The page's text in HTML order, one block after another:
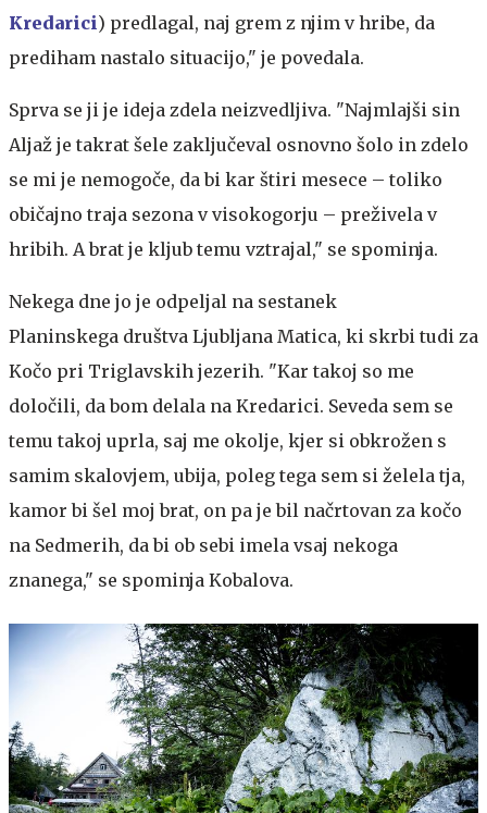
Kredarici) predlagal, naj grem z njim v hribe, da
prediham nastalo situacijo," je povedala.
Sprva se ji je ideja zdela neizvedljiva. "Najmlajši sin
Aljaž je takrat šele zaključeval osnovno šolo in zdelo
se mi je nemogoče, da bi kar štiri mesece – toliko
običajno traja sezona v visokogorju – preživela v
hribih. A brat je kljub temu vztrajal," se spominja.
Nekega dne jo je odpeljal na sestanek
Planinskega društva Ljubljana Matica, ki skrbi tudi za
Kočo pri Triglavskih jezerih. "Kar takoj so me
določili, da bom delala na Kredarici. Seveda sem se
temu takoj uprla, saj me okolje, kjer si obkrožen s
samim skalovjem, ubija, poleg tega sem si želela tja,
kamor bi šel moj brat, on pa je bil načrtovan za kočo
na Sedmerih, da bi ob sebi imela vsaj nekoga
znanega," se spominja Kobalova.